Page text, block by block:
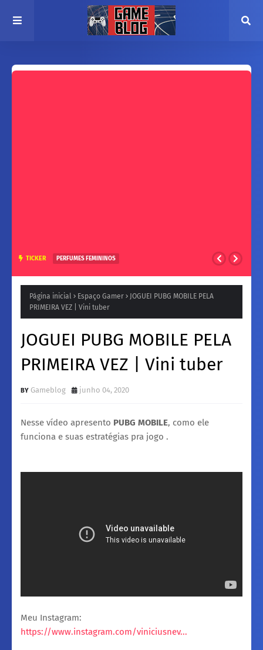
TICKER PERFUMES FEMININOS
Inesquecíveis
Página inicial Espaço Gamer
JOGUEI PUBG MOBILE PELA
PRIMEIRA VEZ | Vini tuber
JOGUEI PUBG MOBILE PELA
PRIMEIRA VEZ | Vini tuber
Gameblog junho 04, 2020
Nesse vídeo apresento PUBG MOBILE, como ele
funciona e suas estratégias pra jogo .
Meu Instagram:
https://www.instagram.com/viniciusnev...